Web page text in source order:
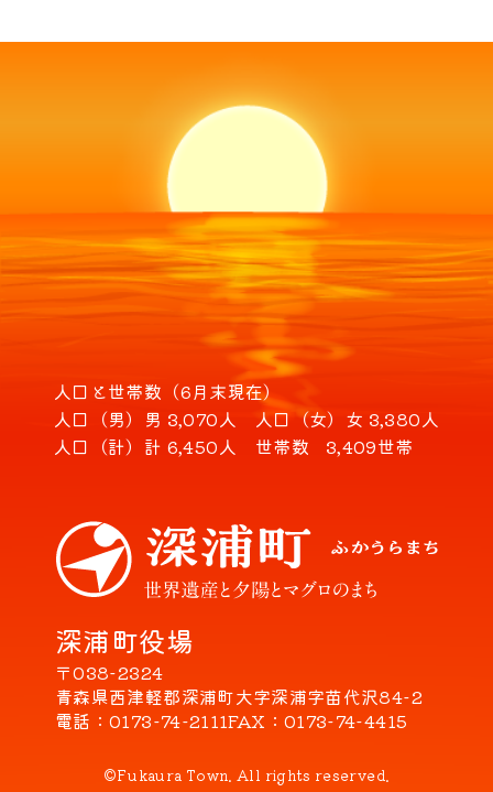
深浦町役場
〒038-2324
青森県西津軽郡深浦町大字深浦字苗代沢84-2
電話
0173-74-2111FAX 0173-74-4415
人口と世帯数（6月末現在）
人口（男） 男 3,070人 人口（女） 女 3,380人
人口（計） 計 6,450人 世帯数 3,409世帯
©Fukaura Town. All rights reserved.